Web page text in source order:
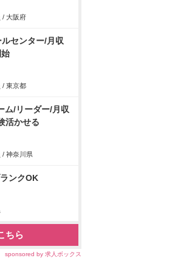
/ 大阪府
センター/月収
/ 東京都
ム/リーダー/月収
活かせる
/ 神奈川県
ンクOK
ちら
sponsored by 求人ボックス